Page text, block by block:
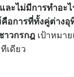
และไม่มีการทำอ
อการที่ทั้งคู่ต่างอุ
วกรกฎ เป้าหมา
เดียว